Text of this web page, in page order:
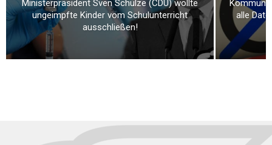
Ministerpräsident Sven Schulze (CDU) wollte
ungeimpfte Kinder vom Schulunterricht
ausschließen!
alle